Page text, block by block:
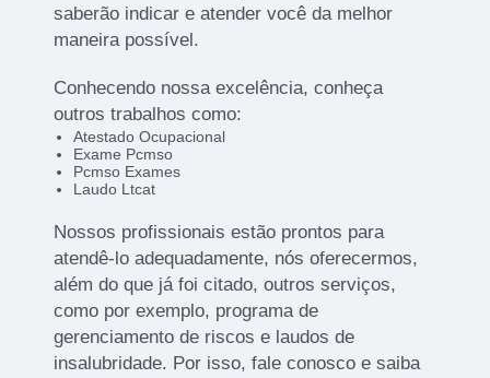
saberão indicar e atender você da melhor
maneira possível.
Conhecendo nossa excelência, conheça
outros trabalhos como:
Atestado Ocupacional
Exame Pcmso
Pcmso Exames
Laudo Ltcat
Nossos profissionais estão prontos para
atendê-lo adequadamente, nós oferecermos,
além do que já foi citado, outros serviços,
como por exemplo, programa de
gerenciamento de riscos e laudos de
insalubridade. Por isso, fale conosco e saiba